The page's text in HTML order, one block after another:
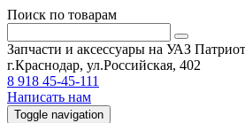
Поиск по товарам
Запчасти и аксессуары на УАЗ
г.Краснодар, ул.Российская, 402
8 918 45-45-111
Написать нам
Toggle navigation